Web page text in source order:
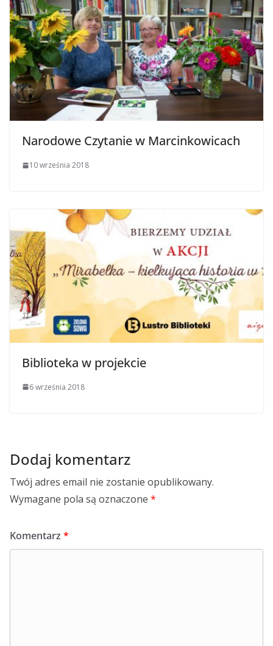
Narodowe Czytanie w Marcinkowicach
10 września 2018
Biblioteka w projekcie
6 września 2018
Dodaj komentarz
Twój adres email nie zostanie opublikowany.
Wymagane pola są oznaczone *
Komentarz *